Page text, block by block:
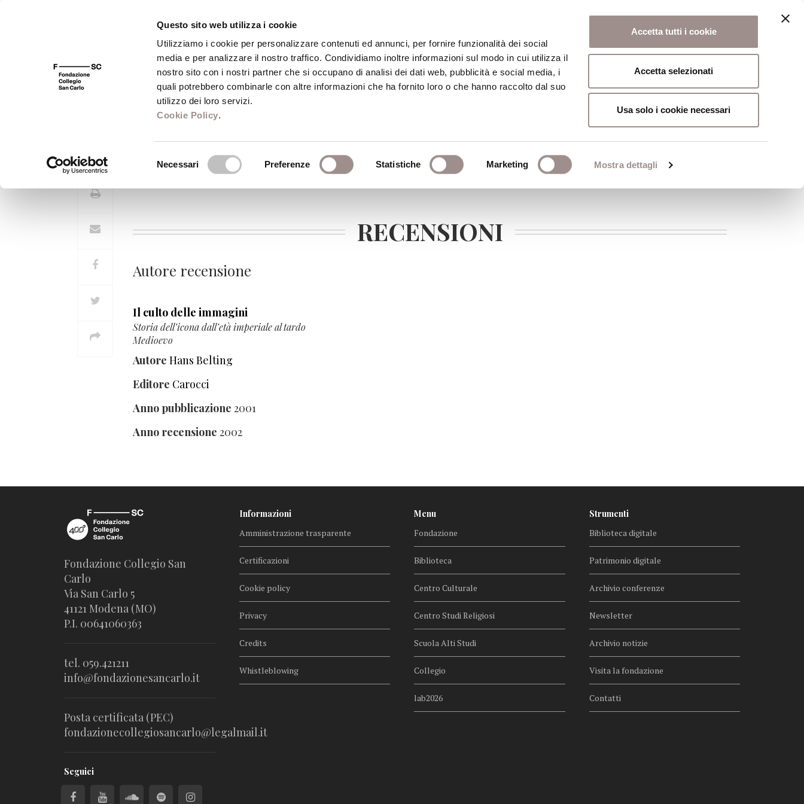
Questo sito web utilizza i cookie
Utilizziamo i cookie per personalizzare contenuti ed annunci, per fornire funzionalità dei social
media e per analizzare il nostro traffico. Condividiamo inoltre informazioni sul modo in cui utilizza il
nostro sito con i nostri partner che si occupano di analisi dei dati web, pubblicità e social media, i
quali potrebbero combinarle con altre informazioni che ha fornito loro o che hanno raccolto dal suo
utilizzo dei loro servizi.
Cookie Policy.
Necessari Preferenze Statistiche Marketing Mostra dettagli
Accetta tutti i cookie
Accetta selezionati
Usa solo i cookie necessari
FSC 400 Fondazione Biblioteca Centro Culturale Centro Studi Religiosi Scuola Alti Studi
Giulia Gibertoni
RECENSIONI
Autore recensione
Il culto delle immagini
Storia dell’icona dall’età imperiale al tardo
Medioevo
Autore Hans Belting
Editore Carocci
Anno pubblicazione 2001
Anno recensione 2002
Fondazione Collegio San
Carlo
Via San Carlo 5
41121 Modena (MO)
P.I. 00641060363
tel. 059.421211
info@fondazionesancarlo.it
Posta certificata (PEC)
fondazionecollegiosancarlo@legalmail.it
Seguici
Informazioni
Amministrazione trasparente
Certificazioni
Cookie policy
Privacy
Credits
Whistleblowing
Menu
Fondazione
Biblioteca
Centro Culturale
Centro Studi Religiosi
Scuola Alti Studi
Collegio
lab2026
Strumenti
Biblioteca digitale
Patrimonio digitale
Archivio conferenze
Newsletter
Archivio notizie
Visita la fondazione
Contatti